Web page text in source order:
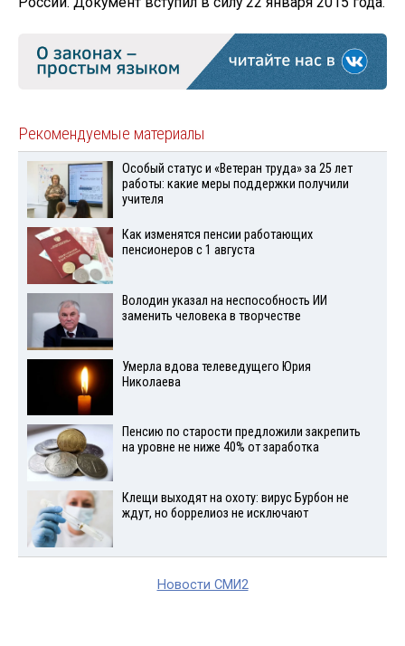
Рекомендуемые материалы
Особый статус и «Ветеран труда» за 25 лет
работы: какие меры поддержки получили
учителя
Как изменятся пенсии работающих
пенсионеров с 1 августа
Володин указал на неспособность ИИ
заменить человека в творчестве
Умерла вдова телеведущего Юрия
Николаева
Пенсию по старости предложили закрепить
на уровне не ниже 40% от заработка
Клещи выходят на охоту: вирус Бурбон не
ждут, но боррелиоз не исключают
Новости СМИ2